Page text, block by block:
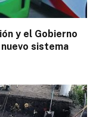
y el Gobierno
sistema